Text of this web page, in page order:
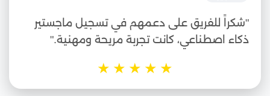
"شكراً للفريق على دعمهم في تسجيل ماجستير
ذكاء اصطناعي، كانت تجربة مريحة ومهنية."
★
★
★
★
★